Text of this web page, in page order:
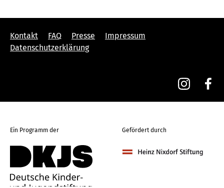
Kontakt FAQ Presse
Impressum
Datenschutzerklärung
Ein Programm der Gefördert durch